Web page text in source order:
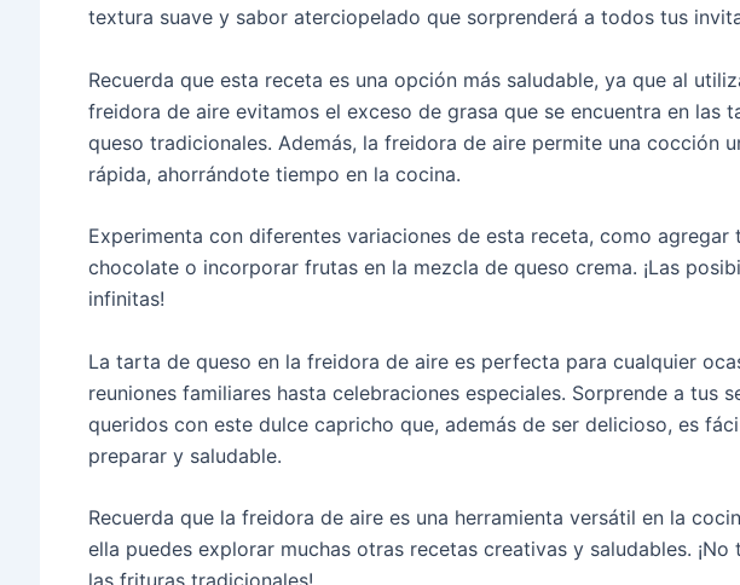
textura suave y sabor aterciopelado que sorprenderá a todos tus
Recuerda que esta receta es una opción más saludable, ya que al
freidora de aire evitamos el exceso de grasa que se encuentra en las
queso tradicionales. Además, la freidora de aire permite una cocción
rápida, ahorrándote tiempo en la cocina.
Experimenta con diferentes variaciones de esta receta, como agregar
chocolate o incorporar frutas en la mezcla de queso crema. ¡Las
infinitas!
La tarta de queso en la freidora de aire es perfecta para cualquier
reuniones familiares hasta celebraciones especiales. Sorprende a tus
queridos con este dulce capricho que, además de ser delicioso, es
preparar y saludable.
Recuerda que la freidora de aire es una herramienta versátil en la
ella puedes explorar muchas otras recetas creativas y saludables. ¡No